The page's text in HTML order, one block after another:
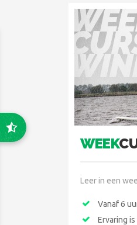
WEEK
Leer in een
Vanaf 6
Ervaring